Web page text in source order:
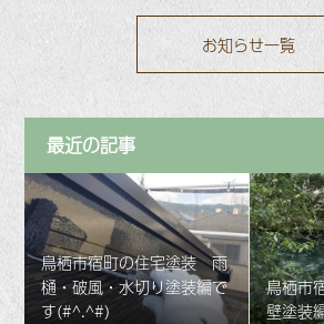
お知らせ一覧
最近の記事
鳥栖市宿町の住宅塗装 雨
樋・破風・水切り塗装編で
す(#^.^#)
鳥栖市
壁塗装